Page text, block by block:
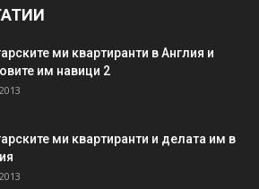
ми квартиранти в Англия и
им навици 2
ми квартиранти и делата им в